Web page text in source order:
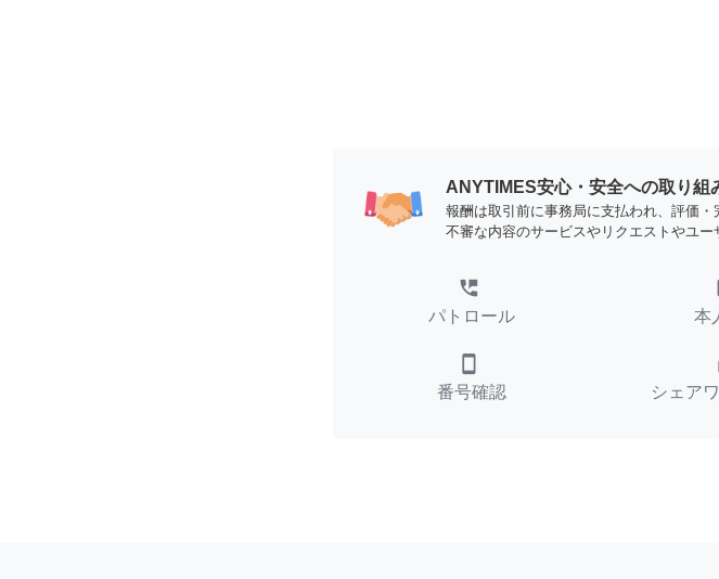
ANYTIMES安心・安全への取り組
報酬は取引前に事務局に支払われ、評価
不審な内容のサービスやリクエストやユー
perm_phone_msg
パトロール 本
smartphone
番号確認 シェア